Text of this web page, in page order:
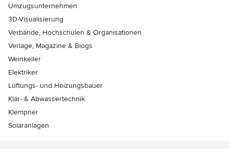
Umzugsunternehmen
3D-Visualisierung
Verbände, Hochschulen & Organisationen
Verlage, Magazine & Blogs
Weinkeller
Elektriker
Lüftungs- und Heizungsbauer
Klär- & Abwassertechnik
Klempner
Solaranlagen